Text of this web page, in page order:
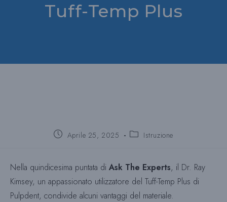
Tuff-Temp Plus
Post Aprile 25, 2025
Categoria
Istruzione
Nella quindicesima puntata di Ask The Experts, il Dr. Ray
Kimsey, un appassionato utilizzatore del Tuff-Temp Plus di
Pulpdent, condivide alcuni vantaggi del materiale.